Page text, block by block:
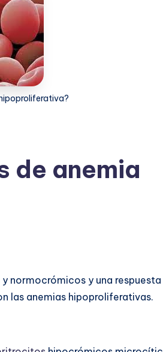
de anemia
normocrómicos y una respuesta
las anemias hipoproliferativas.